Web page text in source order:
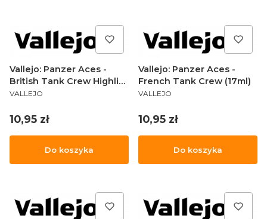
Vallejo: Panzer Aces -
British Tank Crew Highli
17
PRODUCENT
VALLEJO
Cena
10,95 zł
Do koszyka
Vallejo: Panzer Aces -
French Tank Crew (17ml)
PRODUCENT
VALLEJO
Cena
10,95 zł
Do koszyka